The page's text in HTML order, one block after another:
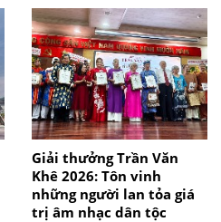
Giải thưởng Trần Văn
Khê 2026: Tôn vinh
những người lan tỏa giá
trị âm nhạc dân tộc